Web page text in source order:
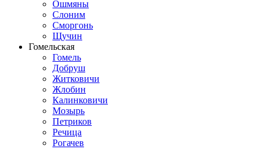
Ошмяны
Слоним
Сморгонь
Щучин
Гомельская
Гомель
Добруш
Житковичи
Жлобин
Калинковичи
Мозырь
Петриков
Речица
Рогачев